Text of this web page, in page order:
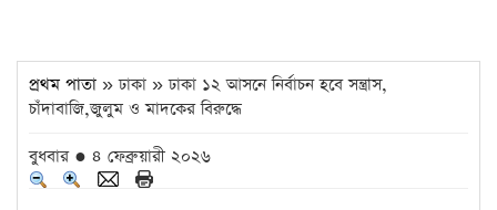
প্রথম পাতা » ঢাকা » ঢাকা ১২ আসনে নির্বাচন হবে সন্ত্রাস,
চাঁদাবাজি,জুলুম ও মাদকের বিরুদ্ধে
বুধবার ● ৪ ফেব্রুয়ারী ২০২৬